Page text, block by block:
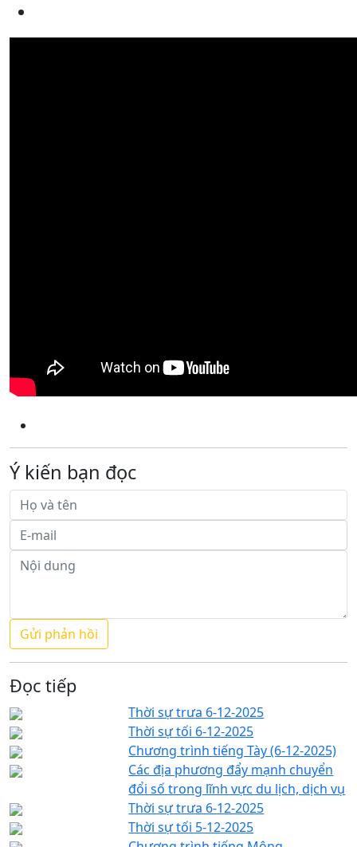
Ý kiến bạn đọc
Đọc tiếp
Thời sự trưa 6-12-2025
Thời sự tối 6-12-2025
Chương trình tiếng Tày (6-12-2025)
Các địa phương đẩy mạnh chuyển
đổi số trong lĩnh vực du lịch, dịch vụ
Thời sự trưa 6-12-2025
Thời sự tối 5-12-2025